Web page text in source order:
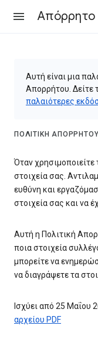
Απόρρητο
Αυτή είναι μια
Απορρήτου. Δείτε
παλαιότερες
ΠΟΛΙΤΙΚΉ ΑΠΟΡΡΉΤΟΥ
Όταν χρησιμοποιείτε
στοιχεία σας.
ευθύνη και
στοιχεία σας και να
Αυτή η Πολιτική
ποια στοιχεία
μπορείτε να
να διαγράψετε τα
Ισχύει από 25 Μαΐου
αρχείου PDF